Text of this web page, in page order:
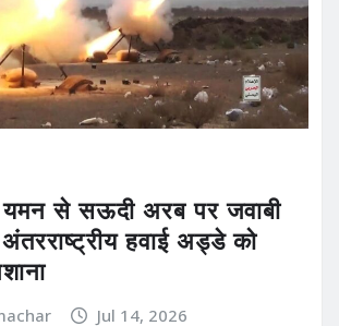
से सऊदी अरब पर जवाबी
हवाई अड्डे को
Jul 14, 2026